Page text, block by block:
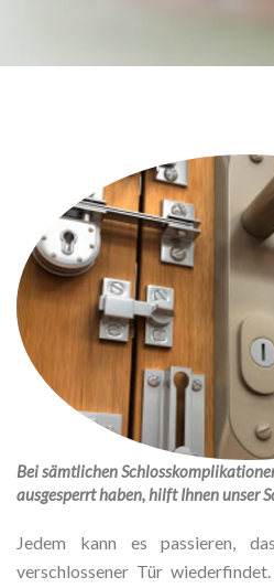
Bei sämtlichen
ausgesperrt haben, hilft Ihnen unser
Jedem kann es passieren,
verschlossener Tür